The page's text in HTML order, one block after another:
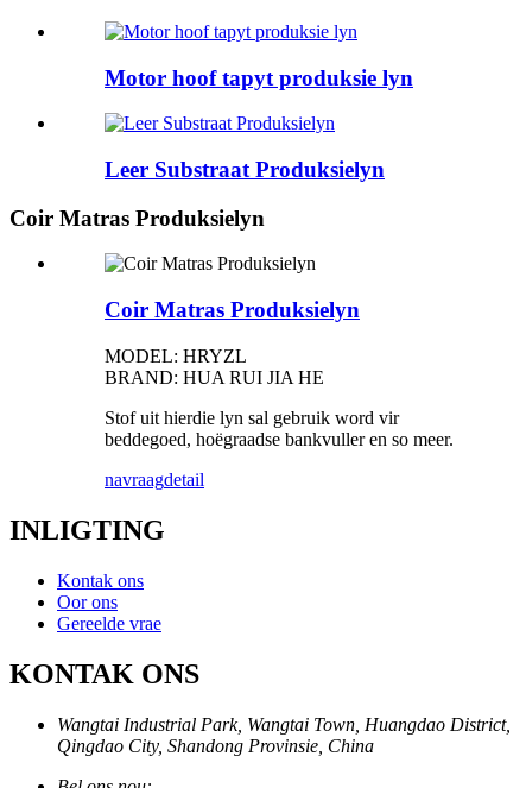
Motor hoof tapyt produksie lyn
Leer Substraat Produksielyn
Coir Matras Produksielyn
Coir Matras Produksielyn
MODEL: HRYZL
BRAND: HUA RUI JIA HE
Stof uit hierdie lyn sal gebruik word vir
beddegoed, hoëgraadse bankvuller en so meer.
navraagdetail
INLIGTING
Kontak ons
Oor ons
Gereelde vrae
KONTAK ONS
Wangtai Industrial Park, Wangtai Town, Huangdao District,
Qingdao City, Shandong Provinsie, China